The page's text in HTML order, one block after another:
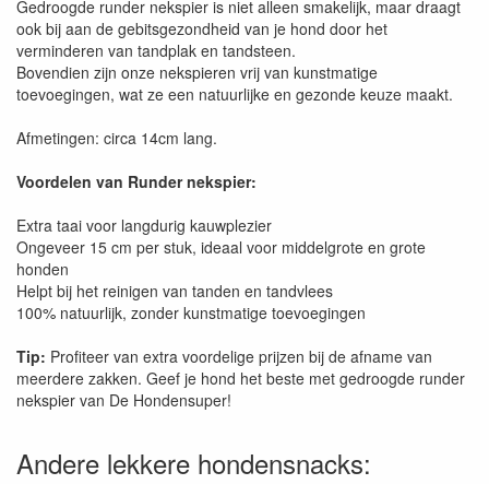
Gedroogde runder nekspier is niet alleen smakelijk, maar draagt
ook bij aan de gebitsgezondheid van je hond door het
verminderen van tandplak en tandsteen.
Bovendien zijn onze nekspieren vrij van kunstmatige
toevoegingen, wat ze een natuurlijke en gezonde keuze maakt.
Afmetingen: circa 14cm lang.
Voordelen van Runder nekspier:
Extra taai voor langdurig kauwplezier
Ongeveer 15 cm per stuk, ideaal voor middelgrote en grote
honden
Helpt bij het reinigen van tanden en tandvlees
100% natuurlijk, zonder kunstmatige toevoegingen
Tip: Profiteer van extra voordelige prijzen bij de afname van
meerdere zakken. Geef je hond het beste met gedroogde runder
nekspier van De Hondensuper!
Andere lekkere hondensnacks: